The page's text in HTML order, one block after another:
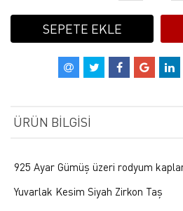
SEPETE EKLE
ÜRÜN BILGISI
925 Ayar Gümüş üzeri rodyum
Yuvarlak Kesim Siyah Zirkon Taş